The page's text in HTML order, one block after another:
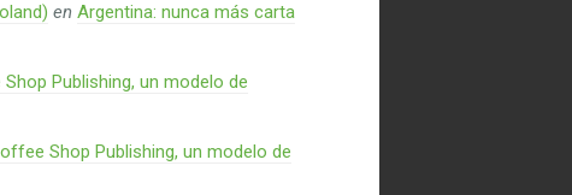
enArgentina: nunca más carta
Publishing, un modelo de
Shop Publishing, un modelo de